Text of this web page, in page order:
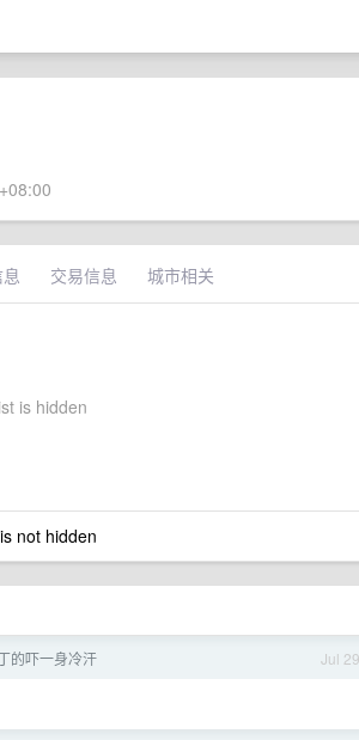
交易信息 城市相关
is hidden
not hidden
Jul 29
的吓一身冷汗